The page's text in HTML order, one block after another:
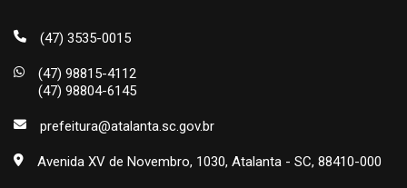
(47) 3535-0015
(47) 98815-4112
(47) 98804-6145
prefeitura@atalanta.sc.gov.br
Avenida XV de Novembro, 1030, Atalanta - SC, 88410-000